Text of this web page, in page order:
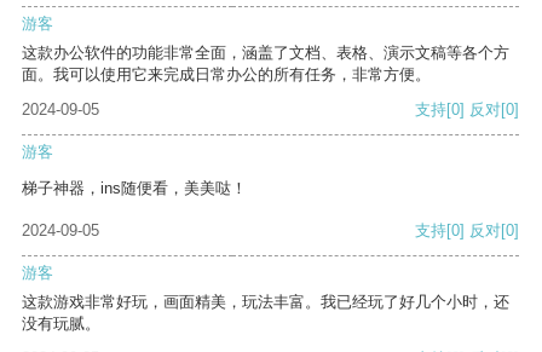
游客
这款办公软件的功能非常全面，涵盖了文档、表格、演示文稿等各个方
面。我可以使用它来完成日常办公的所有任务，非常方便。
2024-09-05
支持[0] 反对[0]
游客
梯子神器，ins随便看，美美哒！
2024-09-05 支持[0] 反对[0]
游客
这款游戏非常好玩，画面精美，玩法丰富。我已经玩了好几个小时，还
没有玩腻。